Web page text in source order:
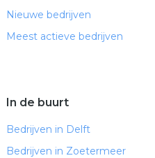
Nieuwe bedrijven
Meest actieve bedrijven
In de buurt
Bedrijven in Delft
Bedrijven in Zoetermeer